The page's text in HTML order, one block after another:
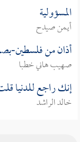
المسؤولية
أيمن صيدح
أذان من فلسطين-
صهيب هاني خطبا
إنك راجع للدنيا
خالد الراشد